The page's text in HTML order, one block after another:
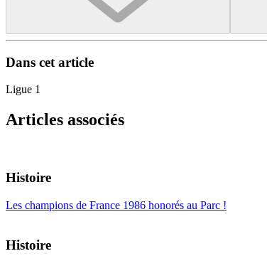
Dans cet article
Ligue 1
Articles associés
Histoire
Les champions de France 1986 honorés au Parc !
Histoire